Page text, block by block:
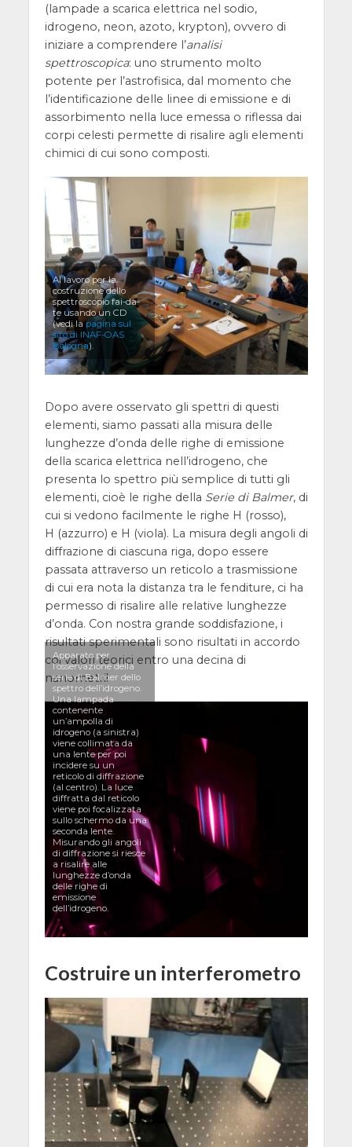
(lampade a scarica elettrica nel sodio,
idrogeno, neon, azoto, krypton), ovvero di
iniziare a comprendere l’analisi
spettroscopica: uno strumento molto
potente per l’astrofisica, dal momento che
l’identificazione delle linee di emissione e di
assorbimento nella luce emessa o riflessa dai
corpi celesti permette di risalire agli elementi
chimici di cui sono composti.
Al lavoro per la
costruzione dello
spettroscopio fai-da-
te usando un CD
(vedi lapagina sul
sito di INAF-OAS
Bologna).
Dopo avere osservato gli spettri di questi
elementi, siamo passati alla misura delle
lunghezze d’onda delle righe di emissione
della scarica elettrica nell’idrogeno, che
presenta lo spettro più semplice di tutti gli
elementi, cioè le righe della Serie di Balmer, di
cui si vedono facilmente le righe H (rosso),
H (azzurro) e H (viola). La misura degli angoli di
diffrazione di ciascuna riga, dopo essere
passata attraverso un reticolo a trasmissione
di cui era nota la distanza tra le fenditure, ci ha
permesso di risalire alle relative lunghezze
d’onda. Con nostra grande soddisfazione, i
risultati sperimentali sono risultati in accordo
coi valori teorici entro una decina di
nanometri!
Apparato per
l’osservazione della
serie di Balmer dello
spettro dell’idrogeno.
Una lampada
contenente
un’ampolla di
idrogeno (a sinistra)
viene collimata da
una lente per poi
incidere su un
reticolo di diffrazione
(al centro). La luce
diffratta dal reticolo
viene poi focalizzata
sullo schermo da una
seconda lente.
Misurando gli angoli
di diffrazione si riesce
a risalire alle
lunghezze d’onda
delle righe di
emissione
dell’idrogeno.
Costruire un interferometro